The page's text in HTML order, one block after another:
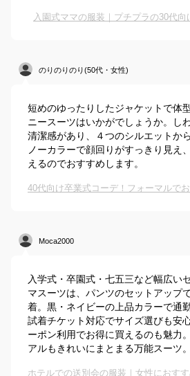
入園式ママの服装｜プチプラの30代向
のりのりのり(50代・女性)
短めのゆったりしたジャケットで体
ニースーツはいかがでしょうか。し
清潔感があり、４つのシルエットか
ノーカラーで顔回りがすっきり見え
えるのでおすすめします。
Moca2000
入学式・卒園式・七五三など幅広い
マスーツは、パンツのセットアップ
着。黒・ネイビーの上品カラーで通
試着チケット対応でサイズ選びも安
ーポン利用でお得に買えるのも魅力
アルもきれいにまとまる万能スーツ。